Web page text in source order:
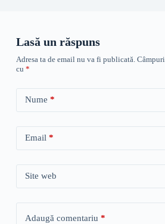
Lasă un răspuns
Adresa ta de email nu va fi publicată.
cu *
Nume *
Email*
Site web
Adaugă comentariu *